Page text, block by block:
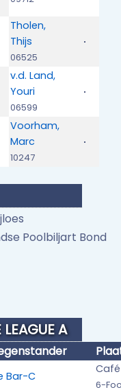
Tholen,
Thijs
06525
v.d. Land,
Youri
06599
Voorham,
Marc
10247
Poolbiljart Bond
A
Bar-C
6-